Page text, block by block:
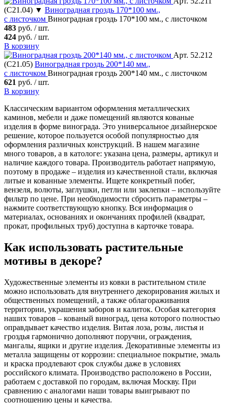
(С21.04) ▼ Виноградная гроздь 170*100 мм.,
с листочком Виноградная гроздь 170*100 мм., с листочком
483 руб. / шт.
424 руб. / шт.
В корзину
Арт. 52.212
(С21.05) Виноградная гроздь 200*140 мм.,
с листочком Виноградная гроздь 200*140 мм., с листочком
621 руб. / шт.
В корзину
Классическим вариантом оформления металлических
каминов, мебели и даже помещений являются кованые
изделия в форме винограда. Это универсальное дизайнерское
решение, которое пользуется особой популярностью для
оформления различных конструкций. В нашем магазине
много товаров, а в катологе: указана цена, размеры, артикул и
наличие каждого товара. Производитель работает напрямую,
поэтому в продаже – изделия из качественной стали, включая
литые и кованные элементы. Ищете конкретный побег,
вензеля, волюты, заглушки, петли или заклепки – используйте
фильтр по цене. При необходимости сбросить параметры –
нажмите соответствующую кнопку. Вся информация о
материалах, основаниях и окончаниях профилей (квадрат,
прокат, профильных труб) доступна в карточке товара.
Как использовать растительные
мотивы в декоре?
Художественные элементы из ковки в растительном стиле
можно использовать для внутреннего декорирования жилых и
общественных помещений, а также облагораживания
территории, украшения заборов и калиток. Особая категория
наших товаров – кованый виноград, цена которого полностью
оправдывает качество изделия. Витая лоза, розы, листья и
гроздья гармонично дополняют поручни, ограждения,
мангалы, ящики и другие изделия. Декоративные элементы из
металла защищены от коррозии: специальное покрытие, эмаль
и краска продлевают срок службы даже в условиях
российского климата. Производство расположено в России,
работаем с доставкой по городам, включая Москву. При
сравнению с аналогами наши товары выигрывают по
соотношению цены и качества.